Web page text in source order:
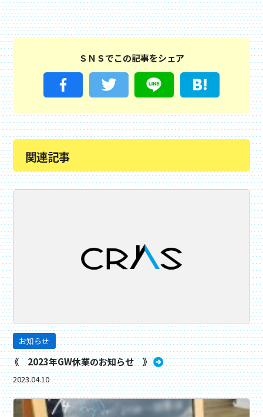
ＳＮＳでこの記事をシェア
関連記事
お知らせ
《 2023年GW休業のお知らせ 》
2023.04.10